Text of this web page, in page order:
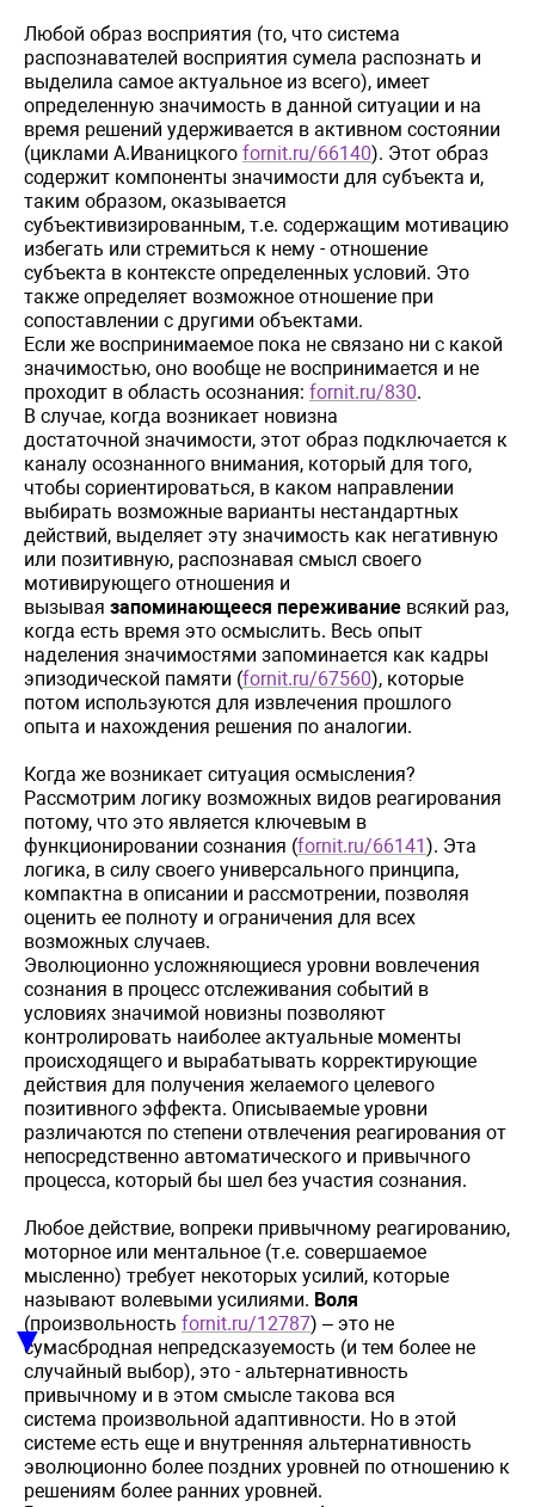
Любой образ восприятия (то, что система
распознавателей восприятия сумела распознать и
выделила самое актуальное из всего), имеет
определенную значимость в данной ситуации и на
время решений удерживается в активном состоянии
(циклами А.Иваницкого fornit.ru/66140). Этот образ
содержит компоненты значимости для субъекта и,
таким образом, оказывается
субъективизированным, т.е. содержащим мотивацию
избегать или стремиться к нему - отношение
субъекта в контексте определенных условий. Это
также определяет возможное отношение при
сопоставлении с другими объектами.
Если же воспринимаемое пока не связано ни с какой
значимостью, оно вообще не воспринимается и не
проходит в область осознания: fornit.ru/830.
В случае, когда возникает новизна
достаточной значимости, этот образ подключается к
каналу осознанного внимания, который для того,
чтобы сориентироваться, в каком направлении
выбирать возможные варианты нестандартных
действий, выделяет эту значимость как негативную
или позитивную, распознавая смысл своего
мотивирующего отношения и
вызывая запоминающееся переживание всякий раз,
когда есть время это осмыслить. Весь опыт
наделения значимостями запоминается как кадры
эпизодической памяти (fornit.ru/67560), которые
потом используются для извлечения прошлого
опыта и нахождения решения по аналогии.
Когда же возникает ситуация осмысления?
Рассмотрим логику возможных видов реагирования
потому, что это является ключевым в
функционировании сознания (fornit.ru/66141 ). Эта
логика, в силу своего универсального принципа,
компактна в описании и рассмотрении, позволяя
оценить ее полноту и ограничения для всех
возможных случаев.
Эволюционно усложняющиеся уровни вовлечения
сознания в процесс отслеживания событий в
условиях значимой новизны позволяют
контролировать наиболее актуальные моменты
происходящего и вырабатывать корректирующие
действия для получения желаемого целевого
позитивного эффекта. Описываемые уровни
различаются по степени отвлечения реагирования от
непосредственно автоматического и привычного
процесса, который бы шел без участия сознания.
Любое действие, вопреки привычному реагированию,
моторное или ментальное (т.е. совершаемое
мысленно) требует некоторых усилий, которые
называют волевыми усилиями. Воля
(произвольность fornit.ru/12787) – это не
сумасбродная непредсказуемость (и тем более не
случайный выбор), это - альтернативность
привычному и в этом смысле такова вся
система произвольной адаптивности. Но в этой
системе есть еще и внутренняя альтернативность
эволюционно более поздних уровней по отношению к
решениям более ранних уровней.
▼